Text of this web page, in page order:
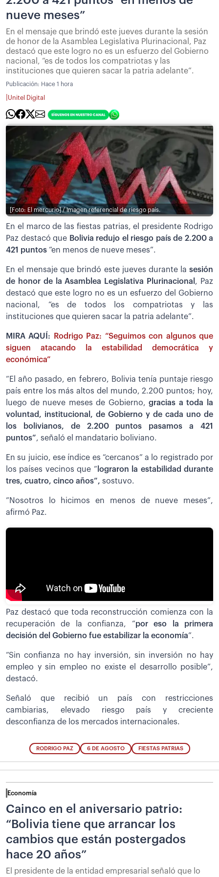
nueve meses”
En el mensaje que brindó este jueves durante la sesión
de honor de la Asamblea Legislativa Plurinacional, Paz
destacó que este logro no es un esfuerzo del Gobierno
nacional, “es de todos los compatriotas y las
instituciones que quieren sacar la patria adelante”.
Publicación: Hace 1 hora
Unitel Digital
[Foto: El mercurio] / Imagen referencial de riesgo país.
En el marco de las fiestas patrias, el presidente Rodrigo
Paz destacó que Bolivia redujo el riesgo país de 2.200 a
421 puntos “en menos de nueve meses”.
En el mensaje que brindó este jueves durante la sesión
de honor de la Asamblea Legislativa Plurinacional , Paz
destacó que este logro no es un esfuerzo del Gobierno
nacional, “es de todos los compatriotas y las
instituciones que quieren sacar la patria adelante”.
MIRA AQUÍ:
Rodrigo Paz: “Seguimos con algunos que
siguen atacando la estabilidad democrática y
económica”
“El año pasado, en febrero, Bolivia tenía puntaje riesgo
país entre los más altos del mundo, 2.200 puntos; hoy,
luego de nueve meses de Gobierno, gracias a toda la
voluntad, institucional, de Gobierno y de cada uno de
los bolivianos, de 2.200 puntos pasamos a 421
puntos”, señaló el mandatario boliviano.
En su juicio, ese índice es “cercanos” a lo registrado por
los países vecinos que “ lograron la estabilidad durante
tres, cuatro, cinco años”, sostuvo.
”Nosotros lo hicimos en menos de nueve meses”,
afirmó Paz.
Paz destacó que toda reconstrucción comienza con la
recuperación de la confianza, “por eso la primera
decisión del Gobierno fue estabilizar la economía”.
“Sin confianza no hay inversión, sin inversión no hay
empleo y sin empleo no existe el desarrollo posible”,
destacó.
Señaló que recibió un país con restricciones
cambiarias, elevado riesgo país y creciente
desconfianza de los mercados internacionales.
RODRIGO PAZ 6 DE AGOSTO FIESTAS PATRIAS
Economía
Cainco en el aniversario patrio:
“Bolivia tiene que arrancar los
cambios que están postergados
hace 20 años”
El presidente de la entidad empresarial señaló que lo